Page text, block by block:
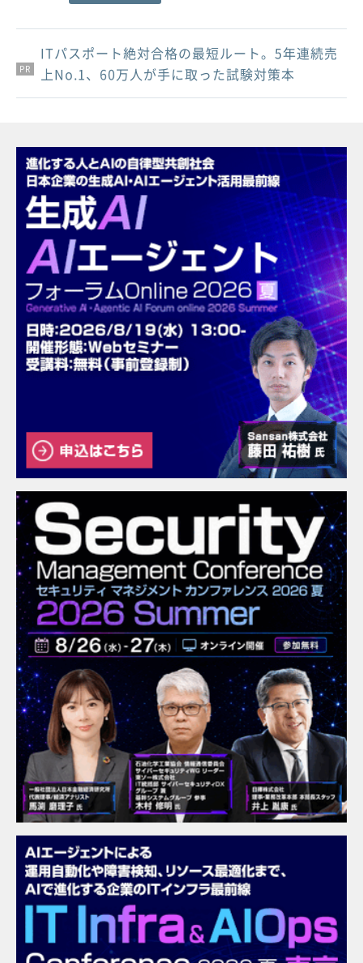
PR
PR
PR
ITパスポート絶対合格の最短ルート。5年連続売
上No.1、60万人が手に取った試験対策本